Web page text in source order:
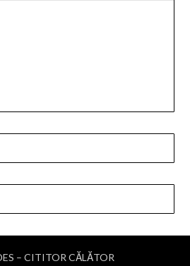
– CITITOR CĂLĂTOR